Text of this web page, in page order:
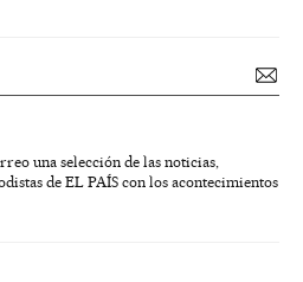
una selección de las noticias,
de EL PAÍS con los acontecimientos